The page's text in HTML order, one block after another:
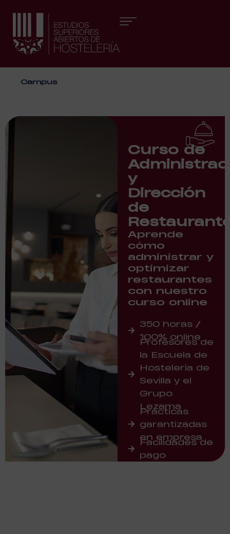
Campus
Curso de
y
Dirección
de
Aprende
cómo
administrar y
optimizar
restaurantes
con nuestro
curso online
350 horas /
100% online
Profesores de
la Escuela de
Hostelería de
Sevilla y el
Grupo
Lezama
Prácticas
garantizadas
en empresa
Facilidades de
pago